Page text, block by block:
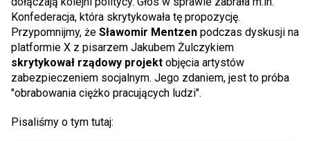
Konfederacja, która skrytykowała tę propozycję.
Przypomnijmy, że Sławomir Mentzen podczas dyskusji na
platformie X z pisarzem Jakubem Żulczykiem
skrytykował rządowy projekt objęcia artystów
zabezpieczeniem socjalnym. Jego zdaniem, jest to próba
"obrabowania ciężko pracujących ludzi".
Pisaliśmy o tym tutaj: